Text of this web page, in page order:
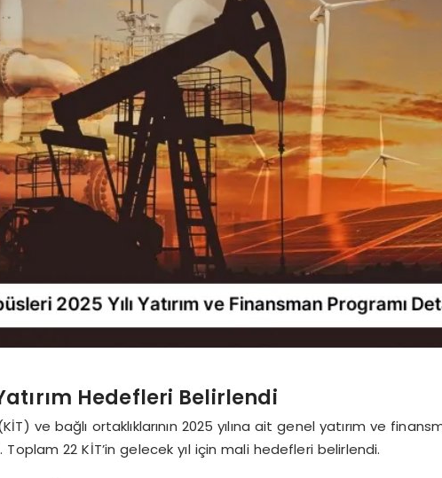
Hedefleri Belirlendi
ve bağlı ortaklıklarının 2025 yılına ait genel yatırım ve
Toplam 22 KİT’in gelecek yıl için mali hedefleri belirlendi.